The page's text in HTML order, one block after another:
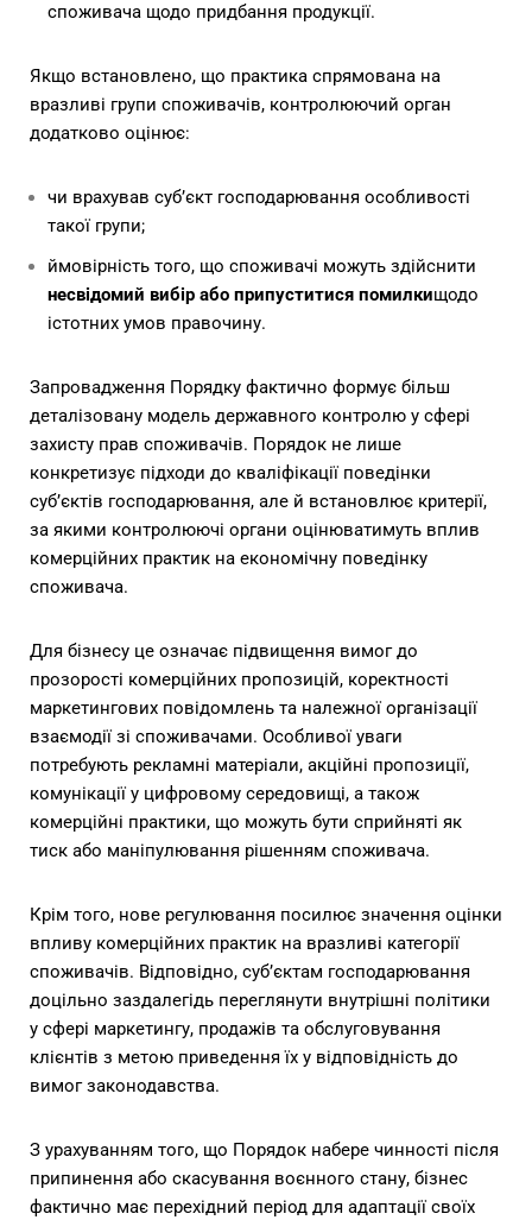
споживача щодо придбання продукції.
Якщо встановлено, що практика спрямована на
вразливі групи споживачів, контролюючий орган
додатково оцінює:
чи врахував суб’єкт господарювання особливості
такої групи;
ймовірність того, що споживачі можуть здійснити
несвідомий вибір або припуститися помилкищодо
істотних умов правочину.
Запровадження Порядку фактично формує більш
деталізовану модель державного контролю у сфері
захисту прав споживачів. Порядок не лише
конкретизує підходи до кваліфікації поведінки
суб’єктів господарювання, але й встановлює критерії,
за якими контролюючі органи оцінюватимуть вплив
комерційних практик на економічну поведінку
споживача.
Для бізнесу це означає підвищення вимог до
прозорості комерційних пропозицій, коректності
маркетингових повідомлень та належної організації
взаємодії зі споживачами. Особливої уваги
потребують рекламні матеріали, акційні пропозиції,
комунікації у цифровому середовищі, а також
комерційні практики, що можуть бути сприйняті як
тиск або маніпулювання рішенням споживача.
Крім того, нове регулювання посилює значення оцінки
впливу комерційних практик на вразливі категорії
споживачів. Відповідно, суб’єктам господарювання
доцільно заздалегідь переглянути внутрішні політики
у сфері маркетингу, продажів та обслуговування
клієнтів з метою приведення їх у відповідність до
вимог законодавства.
З урахуванням того, що Порядок набере чинності після
припинення або скасування воєнного стану, бізнес
фактично має перехідний період для адаптації своїх